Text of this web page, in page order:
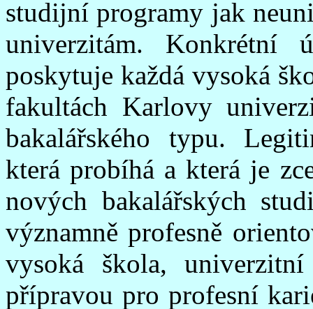
studijní programy jak
univerzitám. Konkrétní
poskytuje každá vysoká
fakultách Karlovy
bakalářského typu.
která probíhá a která je
nových bakalářských
významně profesně
vysoká škola,
přípravou pro profesní